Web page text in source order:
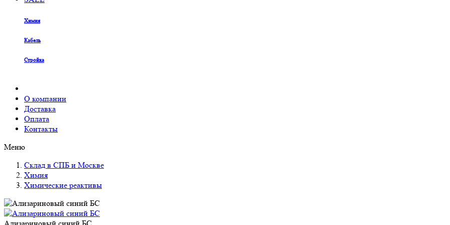
Химия
Кабель
Стройка
О компании
Доставка
Оплата
Контакты
Меню
Склад в СПБ и Москве
Химия
Химические реактивы